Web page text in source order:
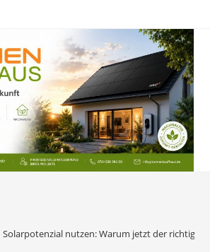
Solarpotenzial nutzen: Warum jetzt der richtige